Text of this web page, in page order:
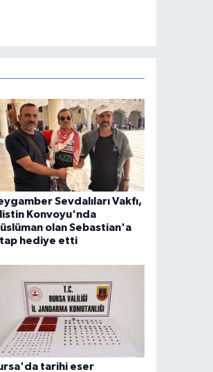
Sevdalıları Vakfı,
Konvoyu'nda
olan Sebastian'a
hediye etti
tarihi eser